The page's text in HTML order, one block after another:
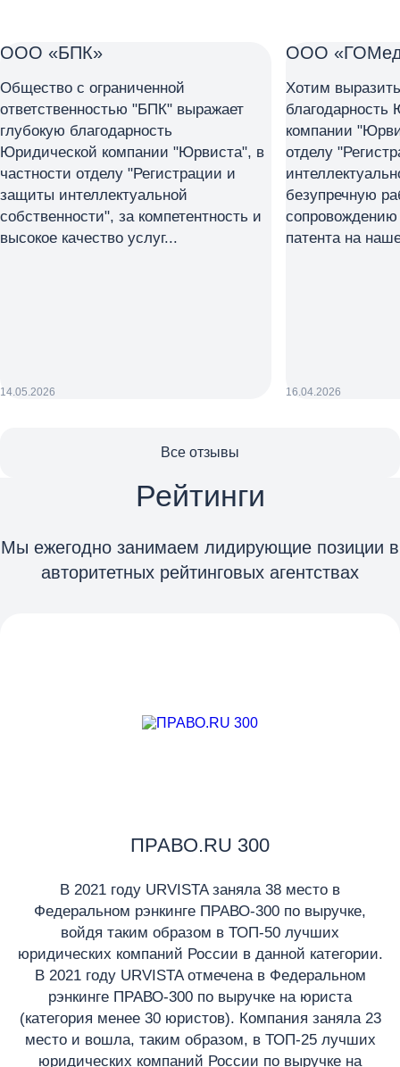
ООО «БПК»
Общество с ограниченной
ответственностью "БПК" выражает
глубокую благодарность
Юридической компании "Юрвиста", в
частности отделу "Регистрации и
защиты интеллектуальной
собственности", за компетентность и
высокое качество услуг...
14.05.2026
ООО
Хотим
благодарность
компании
отделу
безупречную
патента на
16.04.2026
Все отзывы
Рейтинги
Мы ежегодно занимаем лидирующие позиции в
авторитетных рейтинговых агентствах
ПРАВО.RU 300
В 2021 году URVISTA заняла 38 место в
Федеральном рэнкинге ПРАВО-300 по выручке,
войдя таким образом в ТОП-50 лучших
юридических компаний России в данной категории.
В 2021 году URVISTA отмечена в Федеральном
рэнкинге ПРАВО-300 по выручке на юриста
(категория менее 30 юристов). Компания заняла 23
место и вошла, таким образом, в ТОП-25 лучших
юридических компаний России по выручке на